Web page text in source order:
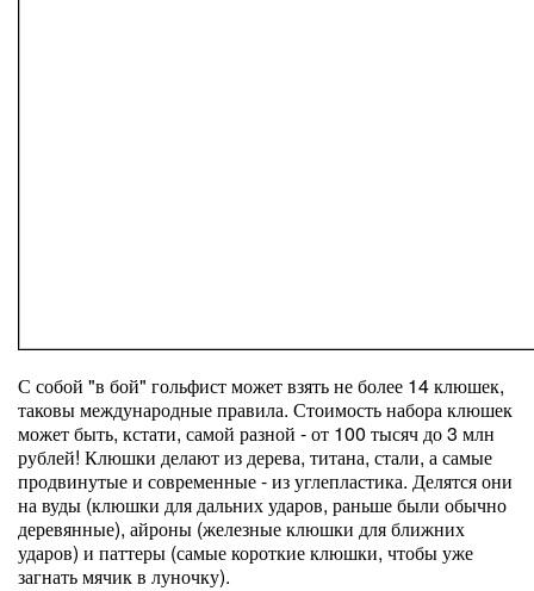
С собой "в бой" гольфист может взять не более 14 клюшек,
таковы международные правила. Стоимость набора клюшек
может быть, кстати, самой разной - от 100 тысяч до 3 млн
рублей! Клюшки делают из дерева, титана, стали, а самые
продвинутые и современные - из углепластика. Делятся они
на вуды (клюшки для дальних ударов, раньше были обычно
деревянные), айроны (железные клюшки для ближних
ударов) и паттеры (самые короткие клюшки, чтобы уже
загнать мячик в луночку).